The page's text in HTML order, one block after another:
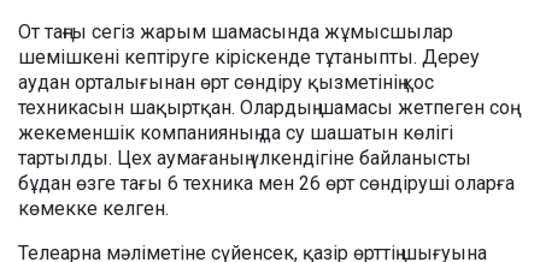
От таңғы сегіз жарым шамасында жұмысшылар
шемішкені кептіруге кіріскенде тұтаныпты. Дереу
аудан орталығынан өрт сөндіру қызметінің қос
техникасын шақыртқан. Олардың шамасы жетпеген соң
жекеменшік компанияның да су шашатын көлігі
тартылды. Цех аумағаның үлкендігіне байланысты
бұдан өзге тағы 6 техника мен 26 өрт сөндіруші оларға
көмекке келген.
Телеарна мәліметіне сүйенсек, қазір өрттің шығуына